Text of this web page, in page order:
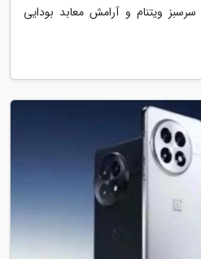
ویتنام و آرامش معابد بودایی